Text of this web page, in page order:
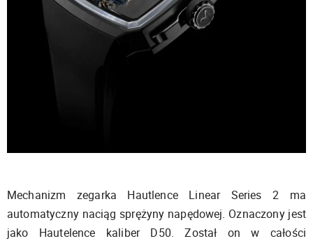
Mechanizm zegarka Hautlence Linear Series 2 ma
automatyczny naciąg sprężyny napędowej. Oznaczony jest
jako Hautelence kaliber D50. Został on w całości